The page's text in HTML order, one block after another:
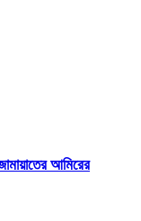
আমিরের